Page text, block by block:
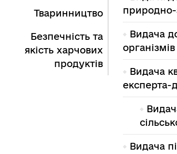
Тваринництво
Безпечність та
якість харчових
продуктів
природно-
Видача
організмів
Видача
експерта-
Видача